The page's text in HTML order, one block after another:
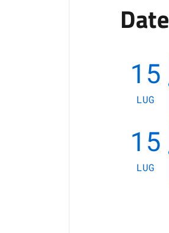
15
LUG
15
LUG